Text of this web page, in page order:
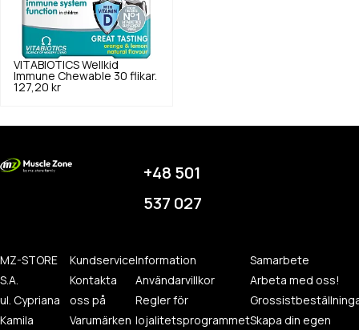
VITABIOTICS Wellkid
Immune Chewable 30 flikar.
127,20 kr
+48 501
537 027
MZ-STORE
S.A.
ul. Cypriana
Kamila
Kundservice
Kontakta
oss på
Varumärken
Information
Användarvillkor
Regler för
lojalitetsprogrammet
Samarbete
Arbeta med oss!
Skapa din egen